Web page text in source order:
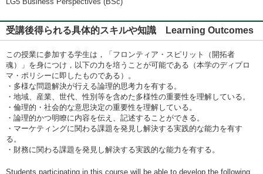
受講後得られる具体的スキルや知識 Learning Outcomes
この授業に参加する学生は，「フロンティア・スピリット（開拓者
魂）」を身につけ，以下の力を培うことが可能である（本学のディプロ
マ・ポリシーに即したものである）。
・多様な問題解決が行える論理的思考力を有する。
・地域、産業、世代、性別等を含めた多様性の重要性を理解している。
・倫理的・社会的な意思決定の重要性を理解している。
・論理的かつ明瞭に内容を伝え、記述することができる。
・マーケティングに関わる課題を発見し解決する実践的な能力を有す
る。
・財務に関わる課題を発見し解決する実践的な能力を有する。
Students participating in this course will be able to develop the following